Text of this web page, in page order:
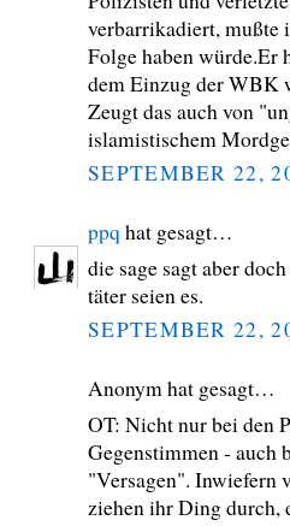
verbarrikadiert, mußte
Folge haben würde.Er
dem Einzug der WBK
Zeugt das auch von
islamistischem
SEPTEMBER 22,
ppq hat gesagt…
die sage sagt aber
täter seien es.
SEPTEMBER 22,
Anonym hat gesagt…
OT: Nicht nur bei den
Gegenstimmen - auch
"Versagen". Inwiefern
ziehen ihr Ding durch,